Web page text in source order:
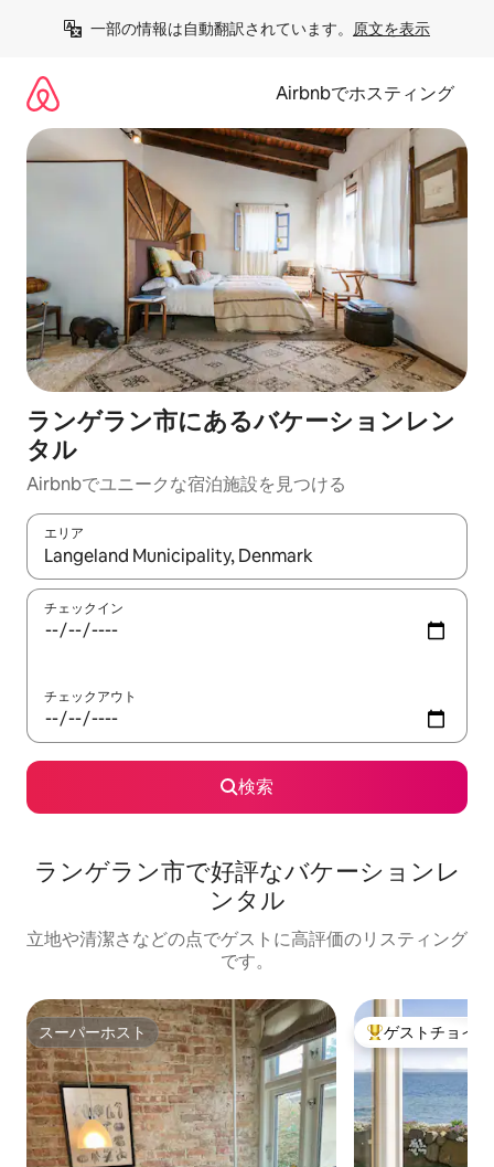
一部の情報は自動翻訳されています。 原文を表示
Airbnbでホスティング
ランゲラン市にあるバケーションレン
タル
Airbnbでユニークな宿泊施設を見つける
エリア
検索結果が表示されたら、上下の矢印キーを使って移動するか
チェックイン
チェックアウト
検索
ランゲラン市で好評なバケーションレ
ンタル
立地や清潔さなどの点でゲストに高評価のリスティング
です。
スーパーホスト
スーパーホスト 大好評のゲスト
ゲストチョイス